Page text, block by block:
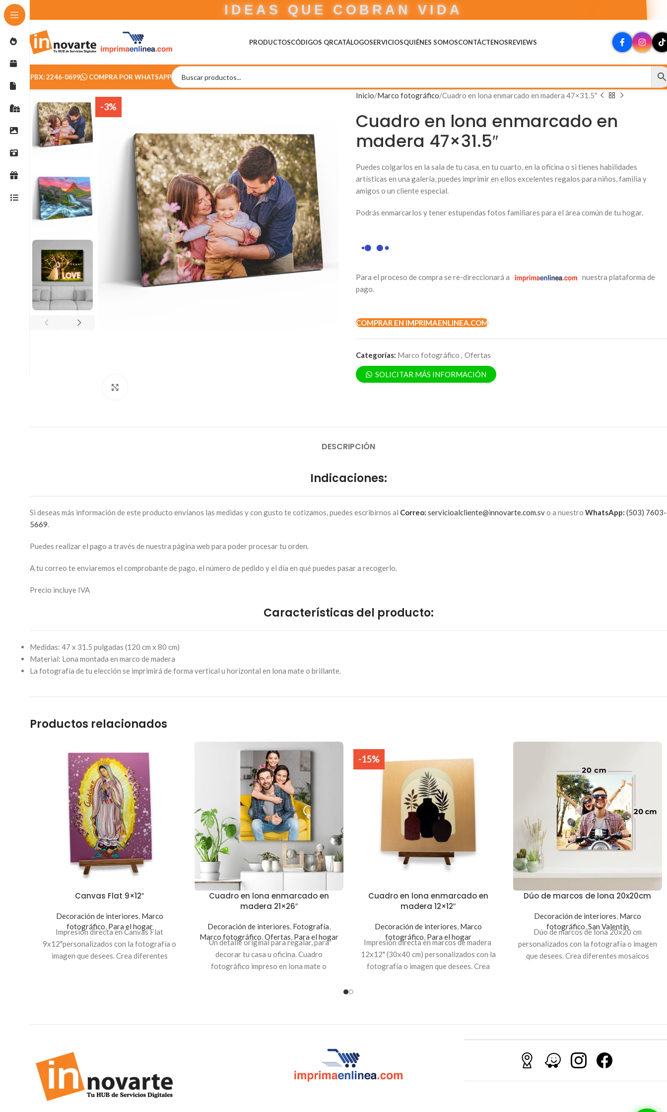
IDEAS QUE COBRAN VIDA
PRODUCTOSCÓDIGOS QRCATÁLOGOSERVICIOSQUIÉNES SOMOSCONTÁCTENOSREVIEWS
PBX: 2246-0699 COMPRA POR WHATSAPP
-3%
Inicio Marco fotográfico Cuadro en lona enmarcado en madera 47×31.5″
Cuadro en lona enmarcado en
madera 47×31.5″
Puedes colgarlos en la sala de tu casa, en tu cuarto, en la oficina o si tienes habilidades
artísticas en una galería, puedes imprimir en ellos excelentes regalos para niños, familia y
amigos o un cliente especial.
Podrás enmarcarlos y tener estupendas fotos familiares para el área común de tu hogar.
Para el proceso de compra se re-direccionará a
nuestra plataforma de
pago.
COMPRAR EN IMPRIMAENLINEA.COM
Categorías: Marco fotográfico , Ofertas
SOLICITAR MÁS INFORMACIÓN
DESCRIPCIÓN
Indicaciones:
Si deseas más información de este producto envíanos las medidas y con gusto te cotizamos, puedes escribirnos al Correo: servicioalcliente@innovarte.com.svo a nuestro WhatsApp: (503) 7603-
5669.
Puedes realizar el pago a través de nuestra página web para poder procesar tu orden.
A tu correo te enviaremos el comprobante de pago, el número de pedido y el día en qué puedes pasar a recogerlo.
Precio incluye IVA
Características del producto:
Medidas: 47 x 31.5 pulgadas (120 cm x 80 cm)
Material: Lona montada en marco de madera
La fotografía de tu elección se imprimirá de forma vertical u horizontal en lona mate o brillante.
Productos relacionados
Canvas Flat 9×12″
Decoración de interiores, Marco
fotográfico, Para el hogar
Impresión directa en Canvas Flat
9x12"personalizados con la fotografía o
imagen que desees. Crea diferentes
Cuadro en lona enmarcado en
madera 21×26″
Decoración de interiores, Fotografía,
Marco fotográfico,Ofertas, Para el hogar
Un detalle original para regalar, para
decorar tu casa u oficina. Cuadro
fotográfico impreso en lona mate o
La fotografía de tu elección se imprimirá
para crear tu propio diseño
dale click al botón «Personalizar» y sube
-15%
Cuadro en lona enmarcado en
madera 12×12″
Decoración de interiores, Marco
fotográfico, Para el hogar
Impresión directa en marcos de madera
12x12" (30x40 cm) personalizados con la
fotografía o imagen que desees. Crea
Dúo de marcos de lona 20x20cm
Decoración de interiores, Marco
fotográfico,San Valentín
Dúo de marcos de lona 20x20 cm
personalizados con la fotografía o imagen
que desees. Crea diferentes mosaicos
nuestro WhatsApp: 7603-5669. Puedes
realizar el pago a través de nuestra página
web para poder procesar tu orden. A tu
correo te enviaremos el comprobante de